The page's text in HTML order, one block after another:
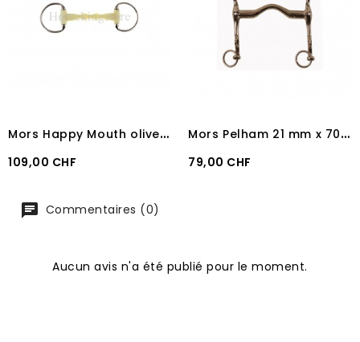
M
ors Happy Mouth olive droit
Prix
109,00 CHF
M
ors Pelham 21 mm x 70 mm
Prix
79,00 CHF
Commentaires (0)
Aucun avis n'a été publié pour le moment.